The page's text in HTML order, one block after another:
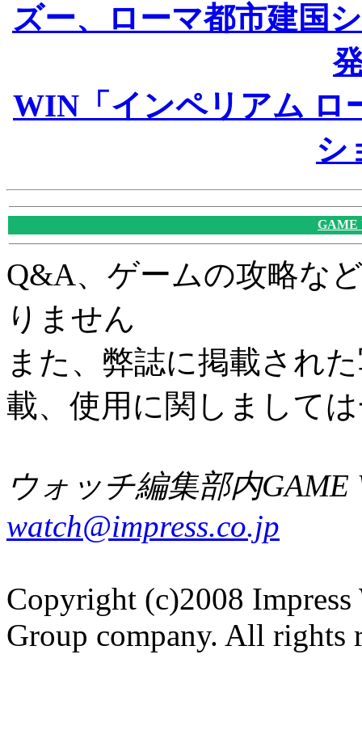
ズー、ローマ都市建国
WIN「インペリアム ロ
シ
GAME
Q&A、ゲームの攻略な
りません
また、弊誌に掲載され
載、使用に関しまして
ウォッチ編集部内GAME
watch@impress.co.jp
Copyright (c)2008 Impress
Group company. All rights